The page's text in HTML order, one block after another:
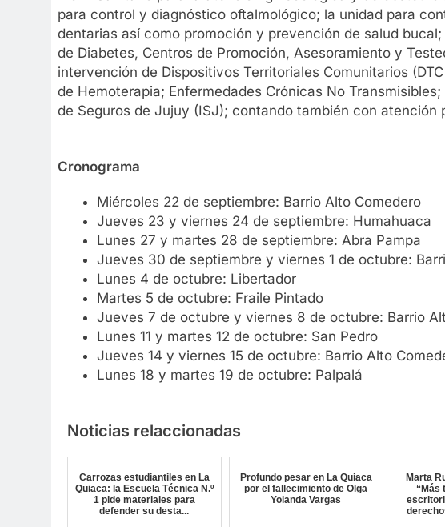
para control y diagnóstico oftalmológico; la unidad para
dentarias así como promoción y prevención de salud
de Diabetes, Centros de Promoción, Asesoramiento y
intervención de Dispositivos Territoriales Comunitarios
de Hemoterapia; Enfermedades Crónicas No
de Seguros de Jujuy (ISJ); contando también con atención
Cronograma
Miércoles 22 de septiembre: Barrio Alto Comedero
Jueves 23 y viernes 24 de septiembre: Humahuaca
Lunes 27 y martes 28 de septiembre: Abra Pampa
Jueves 30 de septiembre y viernes 1 de octubre:
Lunes 4 de octubre: Libertador
Martes 5 de octubre: Fraile Pintado
Jueves 7 de octubre y viernes 8 de octubre: Barrio
Lunes 11 y martes 12 de octubre: San Pedro
Jueves 14 y viernes 15 de octubre: Barrio Alto
Lunes 18 y martes 19 de octubre: Palpalá
Noticias relaccionadas
Carrozas estudiantiles en La
Quiaca: la Escuela Técnica N.º
1 pide materiales para
defender su desta...
Profundo pesar en La Quiaca
por el fallecimiento de Olga
Yolanda Vargas
Marta
“Más